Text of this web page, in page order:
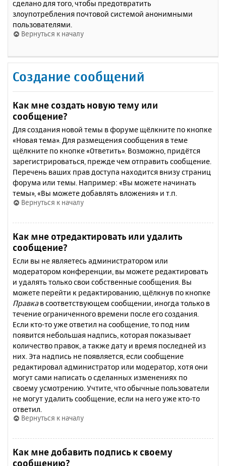
сделано для того, чтобы предотвратить
злоупотребления почтовой системой анонимными
пользователями.
Вернуться к началу
Создание сообщений
Как мне создать новую тему или
сообщение?
Для создания новой темы в форуме щёлкните по кнопке
«Новая тема». Для размещения сообщения в теме
щёлкните по кнопке «Ответить». Возможно, придётся
зарегистрироваться, прежде чем отправить сообщение.
Перечень ваших прав доступа находится внизу страниц
форума или темы. Например: «Вы можете начинать
темы», «Вы можете добавлять вложения» и т.п.
Вернуться к началу
Как мне отредактировать или удалить
сообщение?
Если вы не являетесь администратором или
модератором конференции, вы можете редактировать
и удалять только свои собственные сообщения. Вы
можете перейти к редактированию, щёлкнув по кнопке
Правкав соответствующем сообщении, иногда только в
течение ограниченного времени после его создания.
Если кто-то уже ответил на сообщение, то под ним
появится небольшая надпись, которая показывает
количество правок, а также дату и время последней из
них. Эта надпись не появляется, если сообщение
редактировал администратор или модератор, хотя они
могут сами написать о сделанных изменениях по
своему усмотрению. Учтите, что обычные пользователи
не могут удалить сообщение, если на него уже кто-то
ответил.
Вернуться к началу
Как мне добавить подпись к своему
сообщению?